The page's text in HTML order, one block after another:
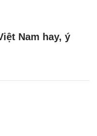
Nam hay, ý